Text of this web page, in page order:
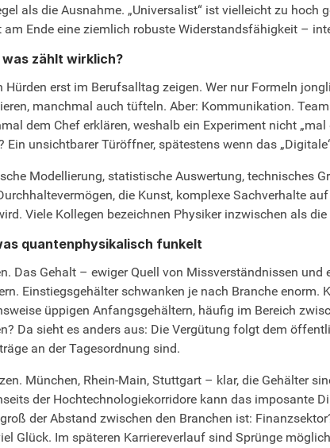
als die Ausnahme. „Universalist“ ist vielleicht zu
Ende eine ziemlich robuste Widerstandsfähigkeit –
was zählt wirklich?
erst im Berufsalltag zeigen. Wer nur Formeln
manchmal auch tüfteln. Aber: Kommunikation.
dem Chef erklären, weshalb ein Experiment nicht
unsichtbarer Türöffner, spätestens wenn das
Modellierung, statistische Auswertung, technisches
die Kunst, komplexe Sachverhalte
Viele Kollegen bezeichnen Physiker inzwischen als
quantenphysikalisch funkelt
Das Gehalt – ewiger Quell von Missverständnissen
Einstiegsgehälter schwanken je nach Branche
üppigen Anfangsgehältern, häufig im Bereich
Da sieht es anders aus: Die Vergütung folgt dem
an der Tagesordnung sind.
München, Rhein-Main, Stuttgart – klar, die Gehälter
der Hochtechnologiekorridore kann das imposante
der Abstand zwischen den Branchen ist:
Glück. Im späteren Karriereverlauf sind Sprünge